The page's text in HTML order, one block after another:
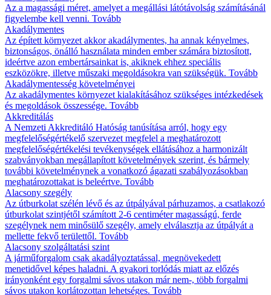
Az a magassági méret, amelyet a megállási látótávolság számításánál
figyelembe kell venni. Tovább
Akadálymentes
Az épített környezet akkor akadálymentes, ha annak kényelmes,
biztonságos, önálló használata minden ember számára biztosított,
ideértve azon embertársainkat is, akiknek ehhez speciális
eszközökre, illetve műszaki megoldásokra van szükségük. Tovább
Akadálymentesség követelményei
Az akadálymentes környezet kialakításához szükséges intézkedések
és megoldások összessége. Tovább
Akkreditálás
A Nemzeti Akkreditáló Hatóság tanúsítása arról, hogy egy
megfelelőségértékelő szervezet megfelel a meghatározott
megfelelőségértékelési tevékenységek ellátásához a harmonizált
szabványokban megállapított követelmények szerint, és bármely
további követelménynek a vonatkozó ágazati szabályozásokban
meghatározottakat is beleértve. Tovább
Alacsony szegély
Az útburkolat szélén lévő és az útpályával párhuzamos, a csatlakozó
útburkolat szintjétől számított 2-6 centiméter magasságú, ferde
szegélynek nem minősülő szegély, amely elválasztja az útpályát a
mellette fekvő területtől. Tovább
Alacsony szolgáltatási szint
A járműforgalom csak akadályoztatással, megnövekedett
menetidővel képes haladni. A gyakori torlódás miatt az előzés
irányonként egy forgalmi sávos utakon már nem-, több forgalmi
sávos utakon korlátozottan lehetséges. Tovább